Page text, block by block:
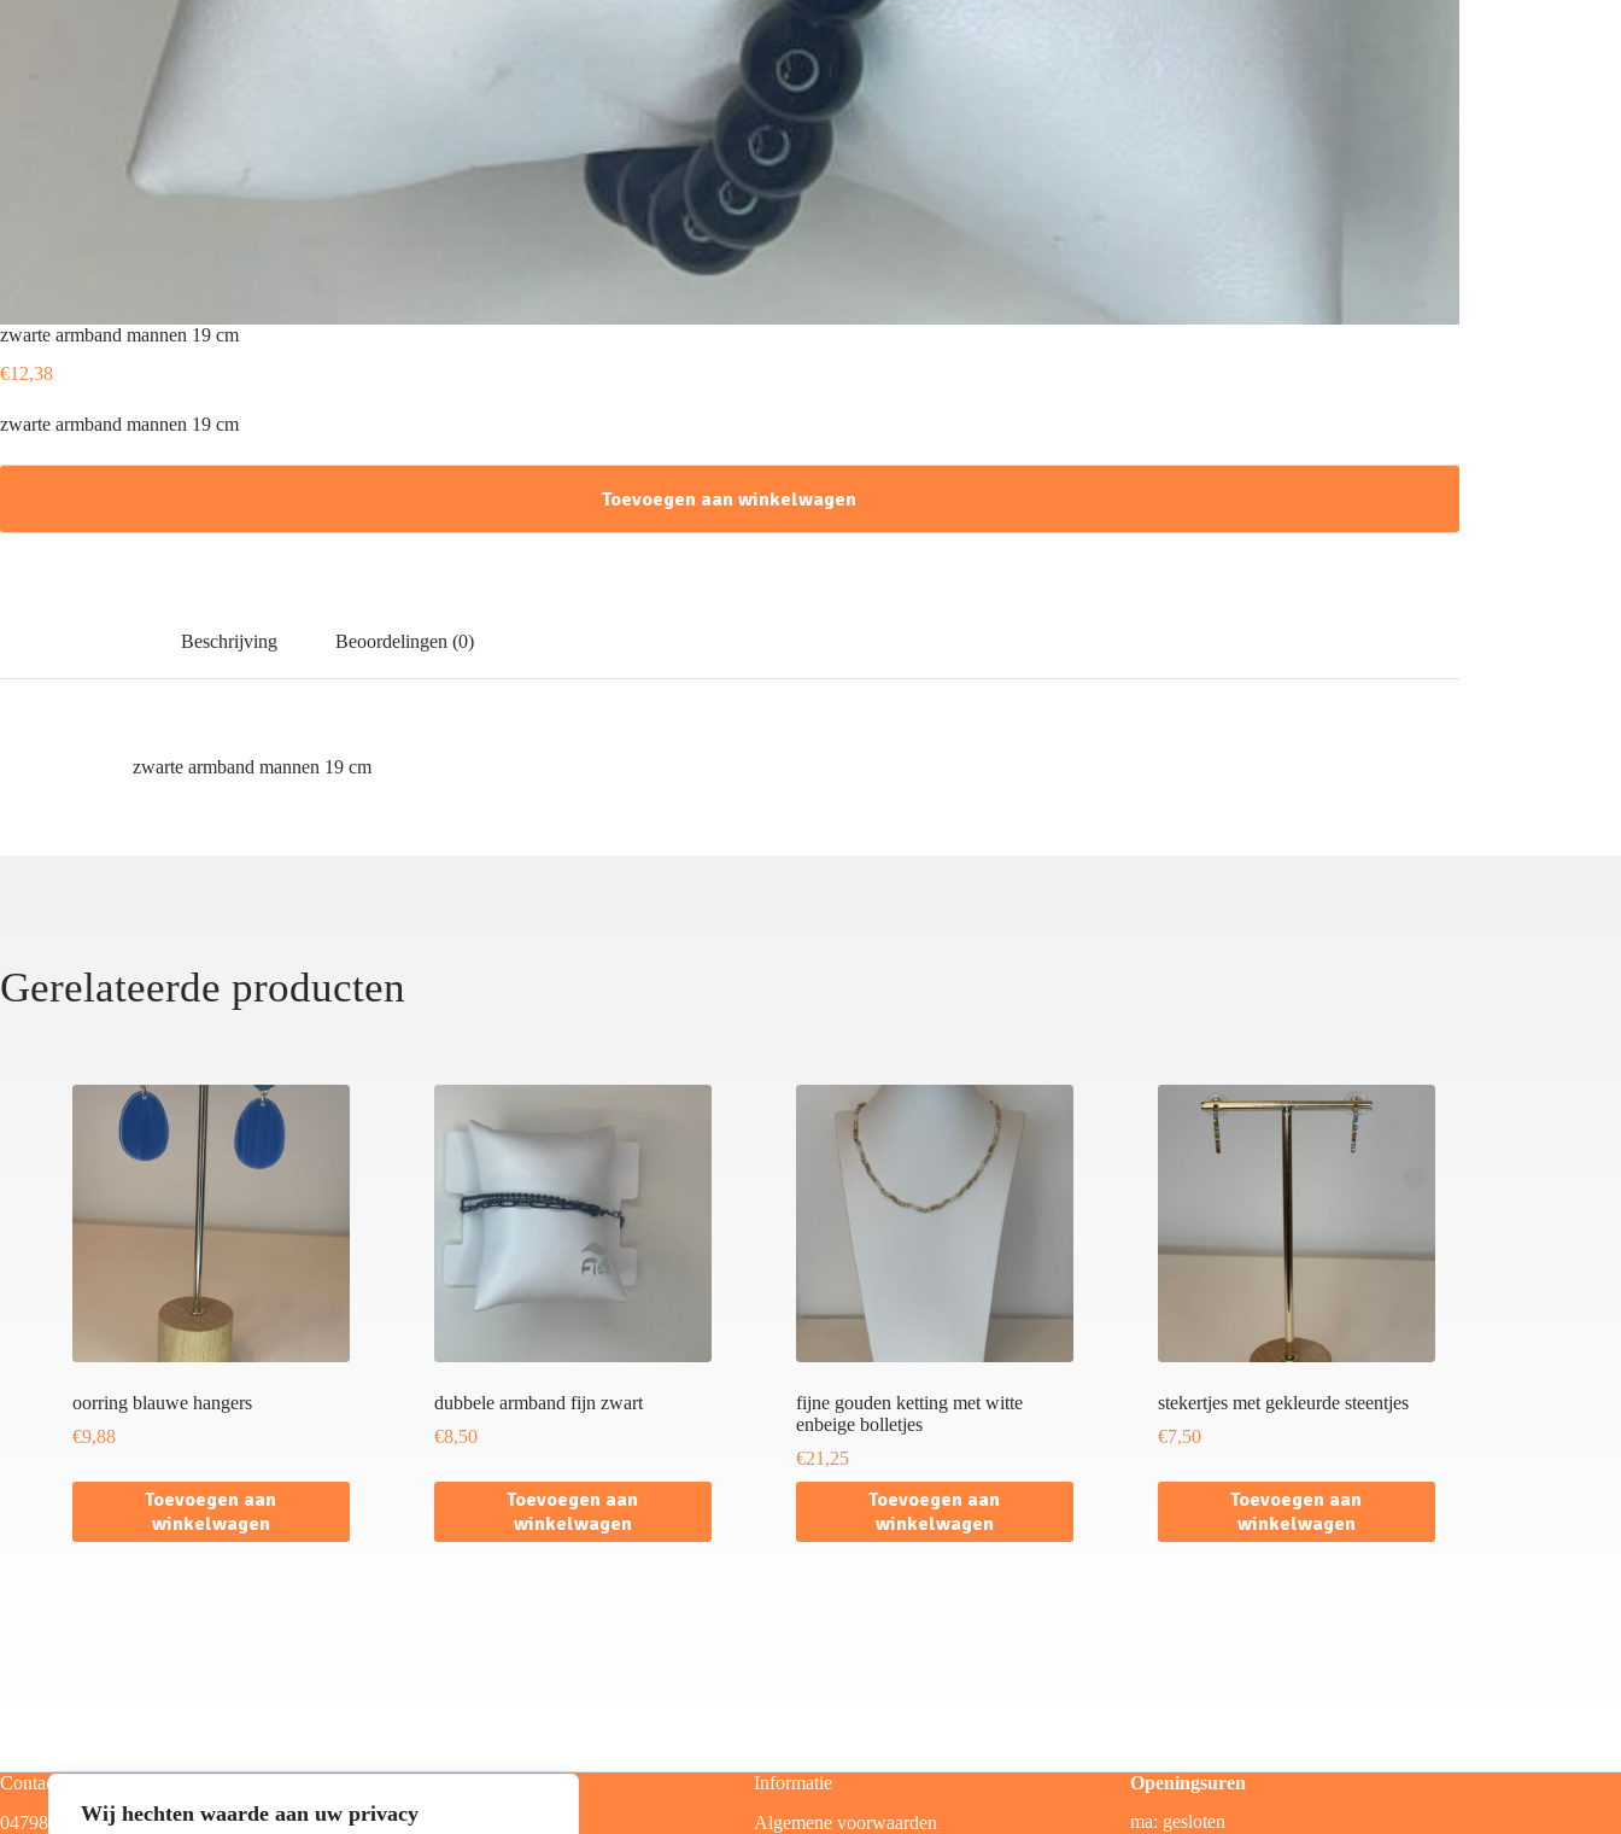
Wij hechten waarde aan uw privacy
zwarte armband mannen 19 cm
€12,38
zwarte armband mannen 19 cm
Toevoegen aan winkelwagen
Beschrijving Beoordelingen (0)
zwarte armband mannen 19 cm
Gerelateerde producten
oorring blauwe hangers
€9,88
Toevoegen aan
winkelwagen
dubbele armband fijn zwart
€8,50
Toevoegen aan
winkelwagen
fijne gouden ketting met witte
enbeige bolletjes
€21,25
Toevoegen aan
winkelwagen
stekertjes met gekleurde steentjes
€7,50
Toevoegen aan
winkelwagen
Contact
0479805129
Home
Informatie
Algemene voorwaarden
Openingsuren
ma: gesloten